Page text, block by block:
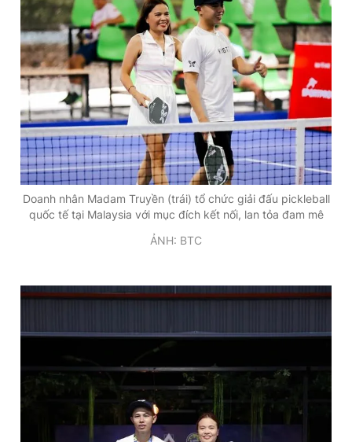
Đặt báo Quảng cáo RSS Tòa soạn Chính sách bảo
Tổng biên tập: Nguyễn Ngọc Toàn
Phó tổng biên tập thường trực: Hải Thành
Phó tổng biên tập: Lâm Hiếu Dũng
Phó tổng biên tập: Trần Việt Hưng
Tổng thư ký tòa soạn: Đức Trung
Giấy phép xuất bản số 110/GP - BTTTT cấp ngày 24.3.2020
© 2003-2026 Bản quyền thuộc về Báo Thanh Niên. Cấm sao
chép dưới mọi hình thức nếu không có sự chấp thuận bằng văn
Doanh nhân Madam Truyền (trái) tổ chức giải đấu pickleball
quốc tế tại Malaysia với mục đích kết nối, lan tỏa đam mê
ẢNH: BTC